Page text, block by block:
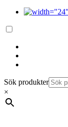
Sök produkter
×